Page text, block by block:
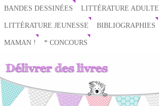
BANDES DESSINÉES LITTÉRATURE ADULTE
LITTÉRATURE JEUNESSE BIBLIOGRAPHIES
MAMAN ! * CONCOURS